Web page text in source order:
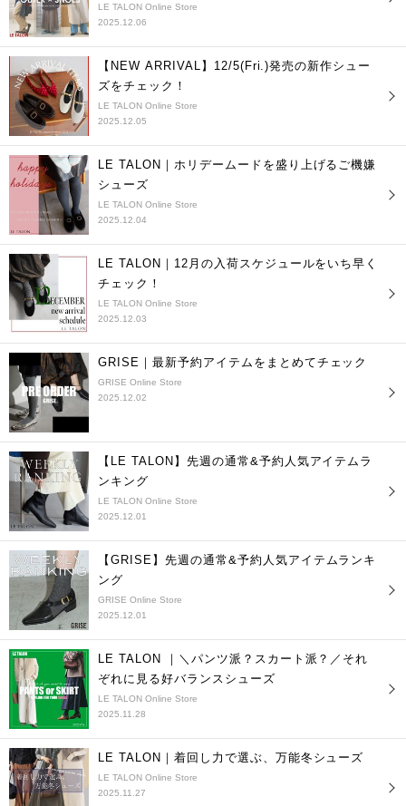
LE TALON Online Store
2025.12.06
【NEW ARRIVAL】12/5(Fri.)発売の新作シュー
ズをチェック！
LE TALON Online Store
2025.12.05
LE TALON｜ホリデームードを盛り上げるご機嫌
シューズ
LE TALON Online Store
2025.12.04
LE TALON｜12月の入荷スケジュールをいち早く
チェック！
LE TALON Online Store
2025.12.03
GRISE｜最新予約アイテムをまとめてチェック
GRISE Online Store
2025.12.02
【LE TALON】先週の通常&予約人気アイテムラ
ンキング
LE TALON Online Store
2025.12.01
【GRISE】先週の通常&予約人気アイテムランキ
ング
GRISE Online Store
2025.12.01
LE TALON ｜＼パンツ派？スカート派？／それ
ぞれに見る好バランスシューズ
LE TALON Online Store
2025.11.28
LE TALON｜着回し力で選ぶ、万能冬シューズ
LE TALON Online Store
2025.11.27